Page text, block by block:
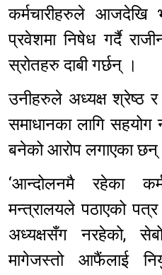
कर्मचारीहरुले आजदेखि
प्रवेशमा निषेध गर्दै
स्रोतहरु दाबी गर्छन् ।
उनीहरुले अध्यक्ष श्रेष्ठ
समाधानका लागि
बनेको आरोप लगाएका
‘आन्दोलनमै रहेका
मन्त्रालयले पठाएको
अध्यक्षसँग नरहेको,
मागेजस्तो आफैंलाई